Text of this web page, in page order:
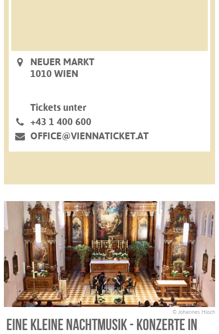
NEUER MARKT
1010 WIEN
Tickets unter
+43 1 400 600
OFFICE@VIENNATICKET.AT
© Johannes Hloch
Eine kleine Nachtmusik - Konzerte in